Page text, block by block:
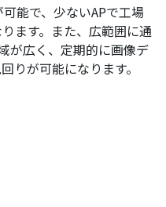
能で、少ないAPで工場
ます。また、広範囲に通
が広く、定期的に画像デ
りが可能になります。